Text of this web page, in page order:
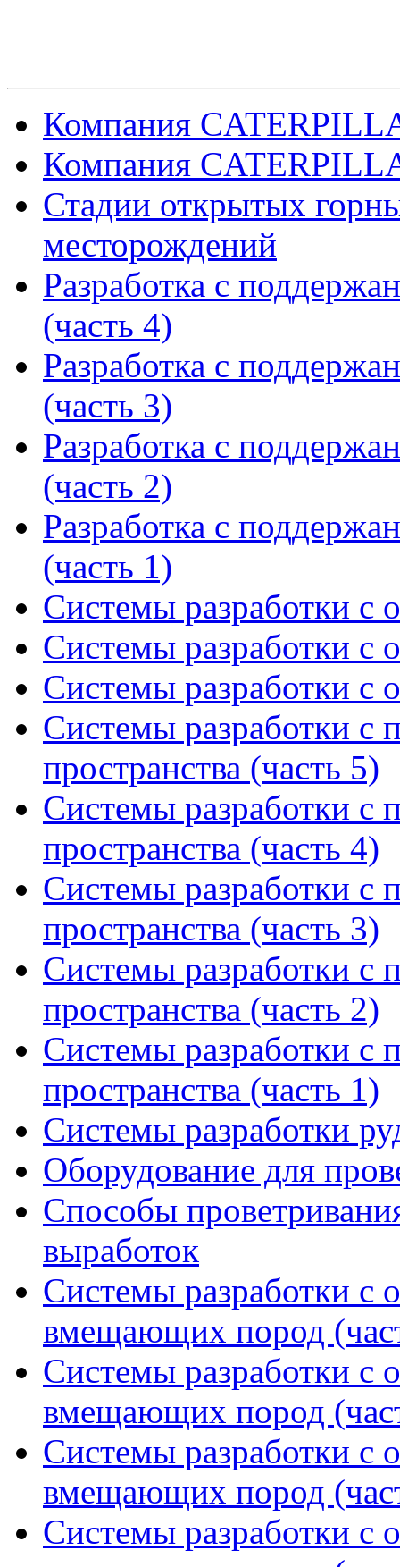
Компания
Компания
Стадии открытых
месторождений
Разработка с
(часть 4)
Разработка с
(часть 3)
Разработка с
(часть 2)
Разработка с
(часть 1)
Системы разработки с
Системы разработки с
Системы разработки с
Системы разработки с
пространства (часть 5)
Системы разработки с
пространства (часть 4)
Системы разработки с
пространства (часть 3)
Системы разработки с
пространства (часть 2)
Системы разработки с
пространства (часть 1)
Системы разработки
Оборудование для
Способы
выработок
Системы разработки с
вмещающих пород
Системы разработки с
вмещающих пород
Системы разработки с
вмещающих пород
Системы разработки с